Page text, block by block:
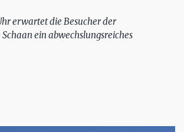
erwartet die Besucher der
ein abwechslungsreiches